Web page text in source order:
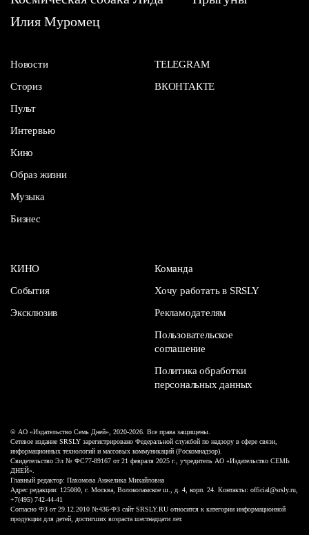
Илия Муромец
Новости
Сториз
Пульт
Интервью
Кино
Образ жизни
Музыка
Бизнес
TELEGRAM
ВКОНТАКТЕ
КИНО
События
Эксклюзив
Команда
Хочу работать в SRSLY
Рекламодателям
Пользовательское
соглашение
Политика обработки
персональных данных
© АО «Издательство Семь Дней», 2020-2026. Все права защищены.
Сетевое издание SRSLY зарегистрировано Федеральной службой по надзору в сфере связи,
информационных технологий и массовых коммуникаций (Роскомнадзор).
Свидетельство Эл № ФС77-89167 от 21 февраля 2025 г., учредитель АО «Издательство СЕМЬ
ДНЕЙ».
Главный редактор: Пахомова Анжелика Михайловна
Адрес редакции: 125080, г. Москва, Волоколамское ш., д. 4, корп. 24. Контакты: official@srsly.ru,
+7(495) 742-44-41
Согласно ФЗ от 29.12.2010 №436-ФЗ сайт SRSLY.RU относится к категории информационной
продукции для детей, достигших возраста шестнадцати лет.